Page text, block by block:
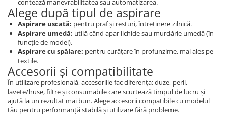
contează manevrabilitatea sau automatizarea.
Alege după tipul de aspirare
Aspirare uscată: pentru praf și resturi, întreținere zilnică.
Aspirare umedă: utilă când apar lichide sau murdărie umedă (în
funcție de model).
Aspirare cu spălare: pentru curățare în profunzime, mai ales pe
textile.
Accesorii și compatibilitate
În utilizare profesională, accesoriile fac diferența: duze, perii,
lavete/huse, filtre și consumabile care scurtează timpul de lucru și
ajută la un rezultat mai bun. Alege accesorii compatibile cu modelul
tău pentru performanță stabilă și utilizare fără probleme.